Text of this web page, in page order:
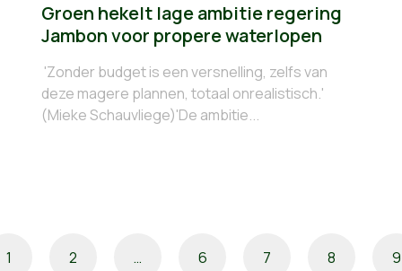
Groen hekelt lage ambitie regering
Jambon voor propere waterlopen
'Zonder budget is een versnelling, zelfs van
deze magere plannen, totaal onrealistisch.'
(Mieke Schauvliege)'De ambitie...
1 2 … 6 7 8 9